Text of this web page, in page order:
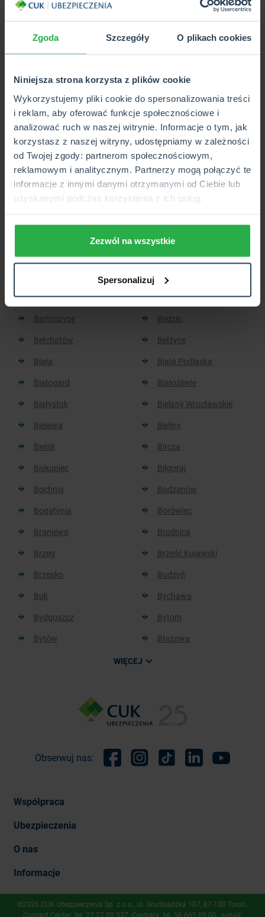
Zgoda Szczegóły O plikach cookies
Niniejsza strona korzysta z plików cookie
Wykorzystujemy pliki cookie do spersonalizowania treści
i reklam, aby oferować funkcje społecznościowe i
analizować ruch w naszej witrynie. Informacje o tym, jak
korzystasz z naszej witryny, udostępniamy w zależności
od Twojej zgody: partnerom społecznościowym,
reklamowym i analitycznym. Partnerzy mogą połączyć te
informacje z innymi danymi otrzymanymi od Ciebie lub
uzyskanymi podczas korzystania z ich usług.
Zezwól na wszystkie
Spersonalizuj
ubezpieczeniowych w 1 miejscu.
Punkt Partnerski CUK Ubezpieczenia
i kupisz wybrane produkty z pełnej oferty CUK.
Wkrótce otwarcie
Placówka lub Punkt Partnerski CUK Ubezpieczenia,
który wkrótce będzie otwarty.
Sprawdź, w jakich miastach
znajdziesz placówkę CUK:
Aleksandrów Kujawski
Aleksandrów Łódzki
Baborów
Barlinek
Bartoszyce
Będzin
Bełchatów
Bełżyce
Biała
Biała Podlaska
Białogard
Białośliwie
Białystok
Bielany Wrocławskie
Bielawa
Bieliny
Bielsk
Bircza
Biskupiec
Biłgoraj
Bochnia
Bodzanów
Bogatynia
Borówiec
Braniewo
Brodnica
Brzeg
Brześć Kujawski
Brzesko
Budzyń
Buk
Bychawa
Bydgoszcz
Bytom
Bytów
Błażowa
WIĘCEJ
Obserwuj nas:
Współpraca
Ubezpieczenia
O nas
Informacje
©2026 CUK Ubezpieczenia Sp. z o.o., ​ul. Grudziądzka 107, 87-100 Toruń.
Contact Center: tel. 22 27 00 337 . Centrala: tel. 56 665 09 00 , e-mail: